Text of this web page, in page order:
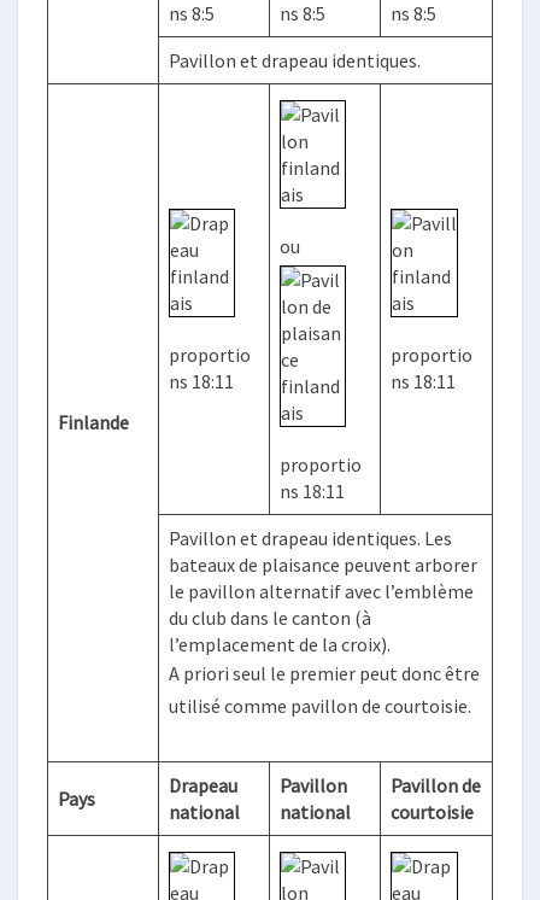
ns 8:5
ns 8:5
ns 8:5
Pavillon et drapeau identiques.
Finlande
proportio
ns 18:11
ou
proportio
ns 18:11
proportio
ns 18:11
Pavillon et drapeau identiques. Les
bateaux de plaisance peuvent arborer
le pavillon alternatif avec l’emblème
du club dans le canton (à
l’emplacement de la croix).
A priori seul le premier peut donc être
utilisé comme pavillon de courtoisie.
Pays
Drapeau
national
Pavillon
national
Pavillon de
courtoisie